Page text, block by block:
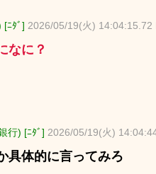
[ﾆﾀﾞ] 2026/05/19(火) 14:04:15.72
なに？
行) [ﾆﾀﾞ] 2026/05/19(火)
具体的に言ってみろ